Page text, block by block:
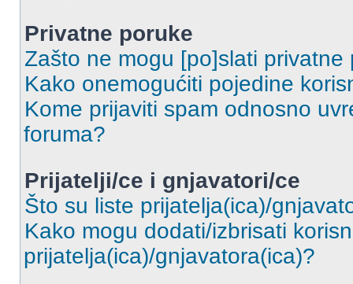
Privatne poruke
Zašto ne mogu [po]slati privatne
Kako onemogućiti pojedine
Kome prijaviti spam odnosno
foruma?
Prijatelji/ce i gnjavatori/ce
Što su liste prijatelja(ica)/
Kako mogu dodati/izbrisati
prijatelja(ica)/gnjavatora(ica)?